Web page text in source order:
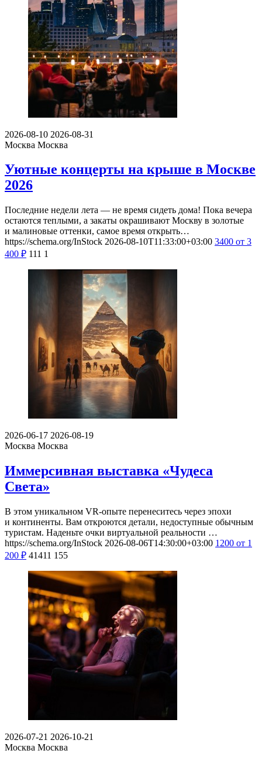
2026-08-10 2026-08-31
Москва Москва
Уютные концерты на крыше в Москве
2026
Последние недели лета — не время сидеть дома! Пока вечера
остаются теплыми, а закаты окрашивают Москву в золотые
и малиновые оттенки, самое время открыть…
https://schema.org/InStock 2026-08-10T11:33:00+03:00 3400 от 3
400 ₽ 111 1
2026-06-17 2026-08-19
Москва Москва
Иммерсивная выставка «Чудеса
Света»
В этом уникальном VR-опыте перенеситесь через эпохи
и континенты. Вам откроются детали, недоступные обычным
туристам. Наденьте очки виртуальной реальности …
https://schema.org/InStock 2026-08-06T14:30:00+03:00 1200 от 1
200 ₽ 41411 155
2026-07-21 2026-10-21
Москва Москва